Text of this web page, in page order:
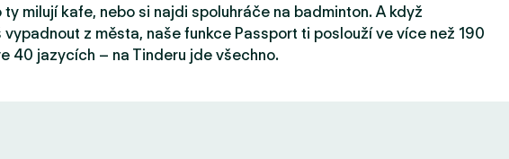
ty milují kafe, nebo si najdi spoluhráče na badminton. A když
vypadnout z města, naše funkce Passport ti poslouží ve více než 190
40 jazycích – na Tinderu jde všechno.